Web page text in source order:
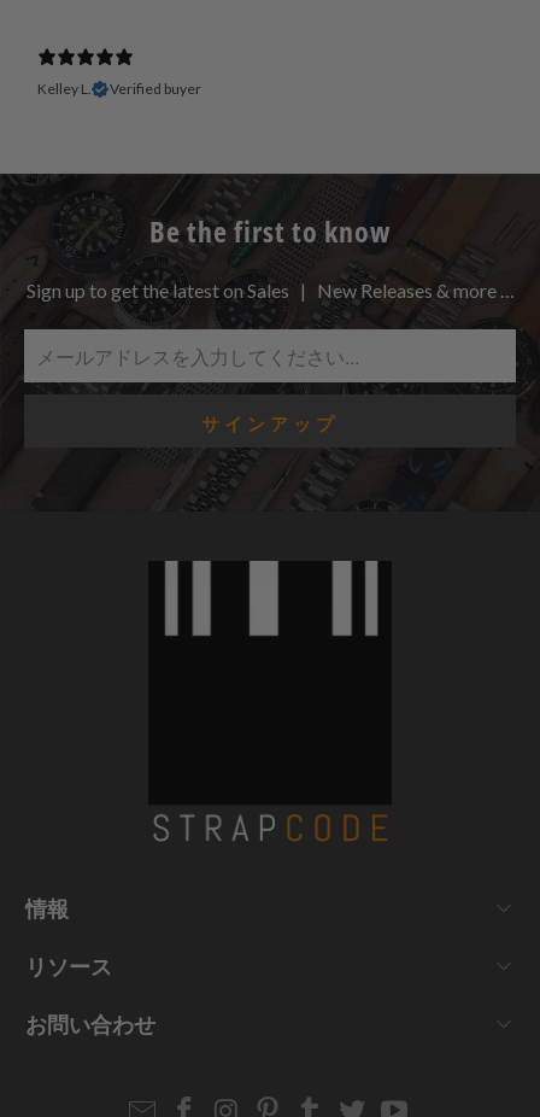
Kelley L. Verified buyer
Be the first to know
Sign up to get the latest on Sales | New Releases & more …
情報
リソース
お問い合わせ
EmailStrapcode
Strapcode
Strapcode
Strapcode
Strapcode